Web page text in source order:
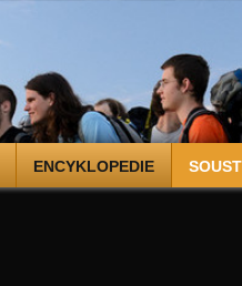
ENCYKLOPEDIE